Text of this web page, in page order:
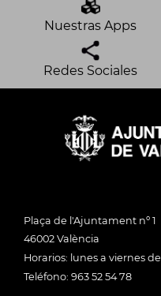
Nuestras Apps
Redes Sociales
Plaça de l'Ajuntament nº 1
46002 València
Horarios: lunes a viernes
Teléfono: 963 52 54 78